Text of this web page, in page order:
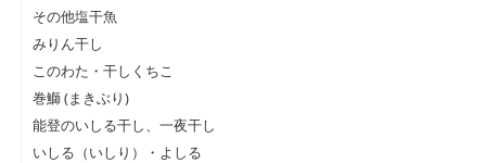
その他塩干魚
みりん干し
このわた・干しくちこ
巻鰤 (まきぶり)
能登のいしる干し、一夜干し
いしる（いしり）・よしる